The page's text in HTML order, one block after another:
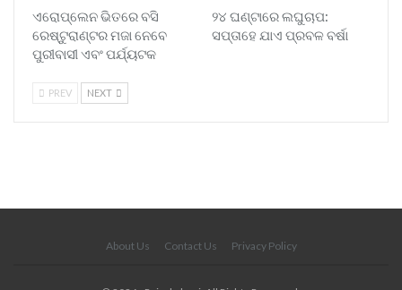
ଏରୋପ୍ଲେନ ଭିତରେ ବସି
ରେଷ୍ଟୁରାଣ୍ଟର ମଜା ନେବେ
ପୁରୀବାସୀ ଏବଂ ପର୍ଯ୍ୟଟକ
୨୪ ଘଣ୍ଟାରେ ଲଘୁଚାପ:
ସପ୍ତାହେ ଯାଏ ପ୍ରବଳ ବର୍ଷା
PREV NEXT
About Us Contact Us Privacy Policy